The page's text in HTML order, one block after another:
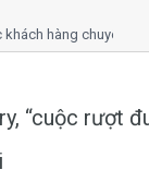
hàng chuyên nghiệp
“cuộc rượt